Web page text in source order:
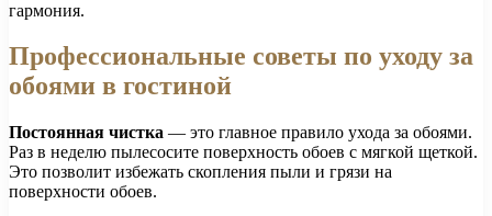
гармония.
Профессиональные советы по уходу за
обоями в гостиной
Постоянная чистка — это главное правило ухода за обоями.
Раз в неделю пылесосите поверхность обоев с мягкой щеткой.
Это позволит избежать скопления пыли и грязи на
поверхности обоев.